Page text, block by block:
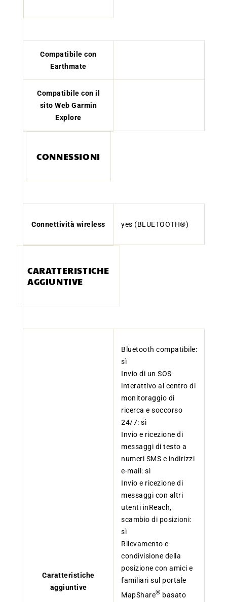
Compatibile con
Earthmate
Compatibile con il
sito Web Garmin
Explore
CONNESSIONI
Connettività wireless yes (BLUETOOTH®)
CARATTERISTICHE
AGGIUNTIVE
Caratteristiche
aggiuntive
Bluetooth compatibile:
sì
Invio di un SOS
interattivo al centro di
monitoraggio di
ricerca e soccorso
24/7: sì
Invio e ricezione di
messaggi di testo a
numeri SMS e indirizzi
e-mail: sì
Invio e ricezione di
messaggi con altri
utenti inReach,
scambio di posizioni:
sì
Rilevamento e
condivisione della
posizione con amici e
familiari sul portale
MapShare® basato